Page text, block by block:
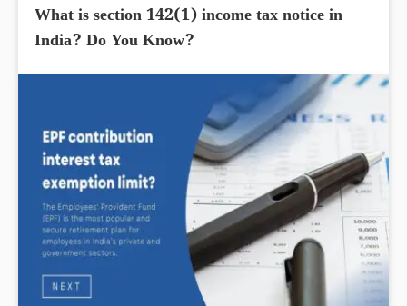
What is section 142(1) income tax notice in
India? Do You Know?